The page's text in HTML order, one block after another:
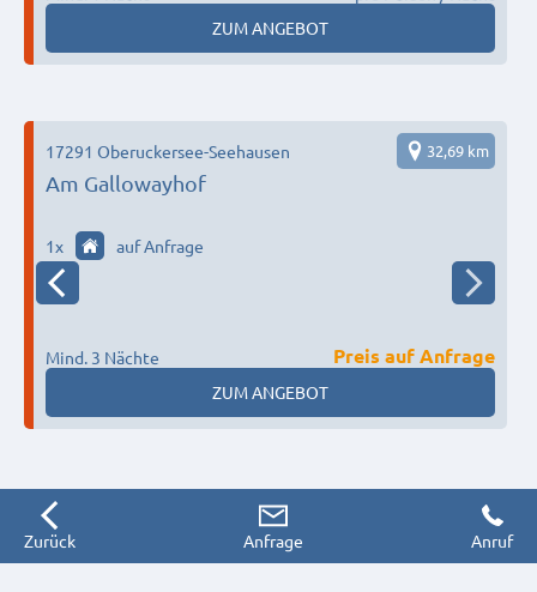
ZUM ANGEBOT
Am Gallowayhof
17291 Oberuckersee-Seehausen 32,69 km
1x auf Anfrage
Mind. 3 Nächte
Preis auf Anfrage
ZUM ANGEBOT
Zurück Anfrage Anruf